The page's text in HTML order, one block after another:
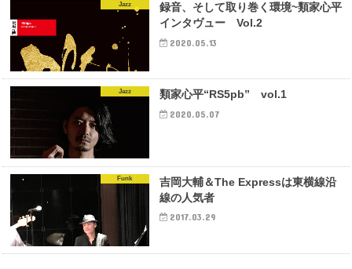
Jazz
録音、そして取り巻く環境~類家心平
インタヴュー Vol.2
2020.05.13
Jazz 類家心平“RS5pb” vol.1
2020.05.07
Funk
吉岡大輔＆The Expressは東横線沿
線の人気者
2017.03.29